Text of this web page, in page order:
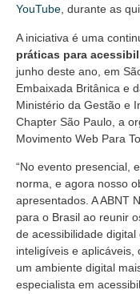
YouTube, durante as
A iniciativa é uma
práticas para
junho deste ano, em
Embaixada Britânica e
Ministério da Gestão e
Chapter São Paulo, a
Movimento Web Para
“No evento presencial,
norma, e agora nosso
apresentados. A ABNT
para o Brasil ao reunir
de acessibilidade
inteligíveis e
um ambiente digital
especialista em